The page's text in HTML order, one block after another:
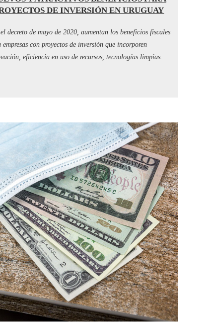
DE INVERSIÓN EN URUGUAY
decreto de mayo de 2020, aumentan los beneficios fiscales
empresas con proyectos de inversión que incorporen
eficiencia en uso de recursos, tecnologías limpias.